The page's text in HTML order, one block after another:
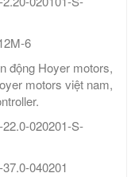
6
động Hoyer motors,
motors việt nam,
020201-S-
040201